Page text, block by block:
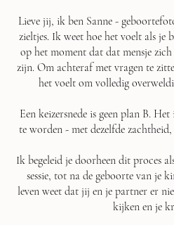
Lieve jij, ik ben Sanne -
zieltjes. Ik weet hoe het voelt als je
op het moment dat dat mensje
zijn. Om achteraf met vragen te
het voelt om volledig
Een keizersnede is geen plan B.
te worden - met dezelfde
Ik begeleid je doorheen dit proces
sessie, tot na de geboorte van je
leven weet dat jij en je partner er
kijken en je